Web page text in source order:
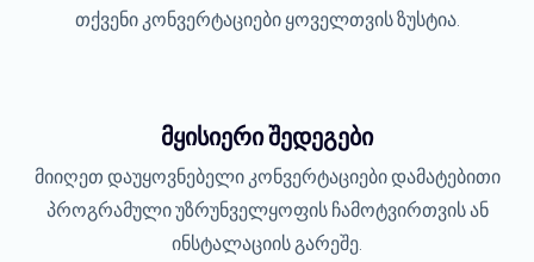
თქვენი კონვერტაციები ყოველთვის ზუსტია.
მყისიერი შედეგები
მიიღეთ დაუყოვნებელი კონვერტაციები დამატებითი
პროგრამული უზრუნველყოფის ჩამოტვირთვის ან
ინსტალაციის გარეშე.